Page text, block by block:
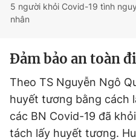
5 người khỏi Covid-19 tình
nhân
Đảm bảo an toàn
Theo TS Nguyễn Ngô
huyết tương bằng cách
các BN Covid-19 đã
tách lấy huyết tương.